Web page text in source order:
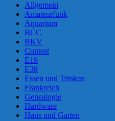
Allgemein
Amateurfunk
Aquarium
BCC
BKV
Contest
E19
E38
Essen und Trinken
Frankreich
Genealogie
Hardware
Haus und Garten